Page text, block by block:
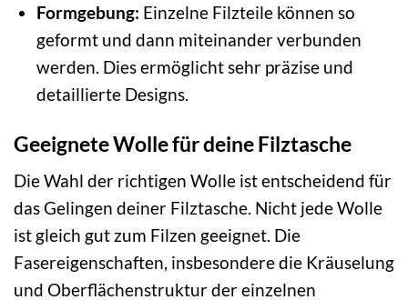
Formgebung: Einzelne Filzteile können so
geformt und dann miteinander verbunden
werden. Dies ermöglicht sehr präzise und
detaillierte Designs.
Geeignete Wolle für deine Filztasche
Die Wahl der richtigen Wolle ist entscheidend für
das Gelingen deiner Filztasche. Nicht jede Wolle
ist gleich gut zum Filzen geeignet. Die
Fasereigenschaften, insbesondere die Kräuselung
und Oberflächenstruktur der einzelnen